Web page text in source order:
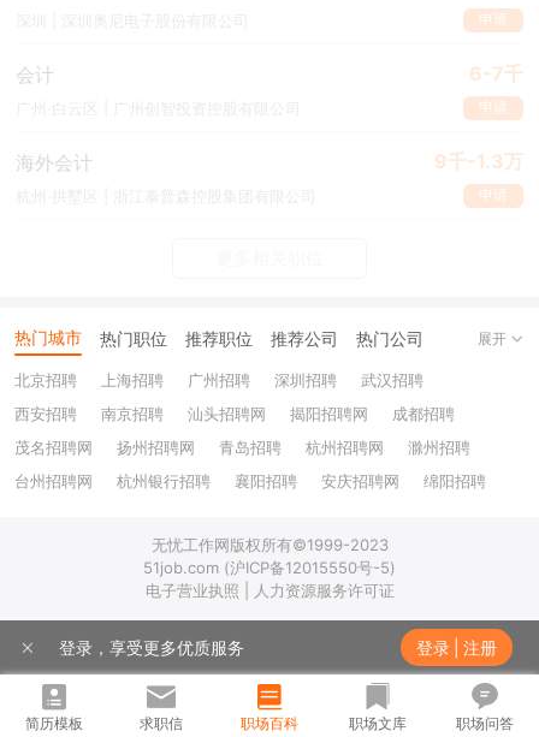
申请
会计 6-7千
申请
海外会计 9千-1.3万
申请
热门城市 热门职位 推荐职位 推荐公司 热门公司
北京招聘 上海招聘 广州招聘 深圳招聘
武汉招聘
西安招聘
南京招聘 汕头招聘网 揭阳招聘网
成都招聘
茂名招聘网
扬州招聘网 青岛招聘 杭州招聘网
滁州招聘
台州招聘网
杭州银行招聘 襄阳招聘 安庆招聘网
绵阳招聘
上饶招聘网
展开
无忧工作网版权所有©1999-2023
51job.com (沪ICP备12015550号-5)
电子营业执照 | 人力资源服务许可证
登录，享受更多优质服务 登录 注册
简历模板 求职信 职场百科 职场文库 职场问答